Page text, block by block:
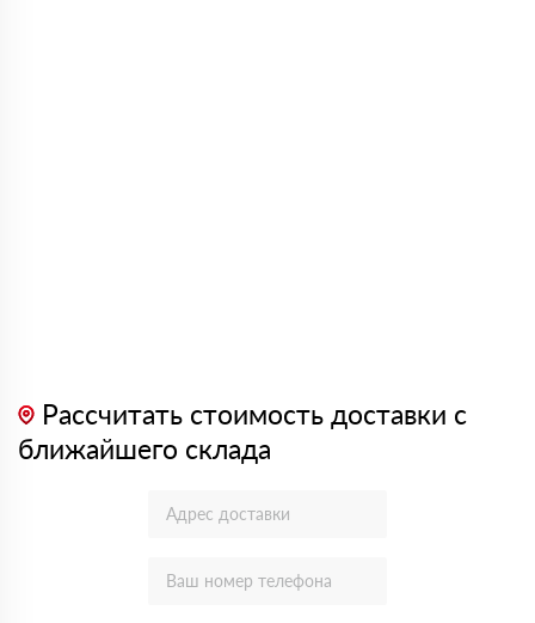
Рассчитать стоимость доставки с
ближайшего склада